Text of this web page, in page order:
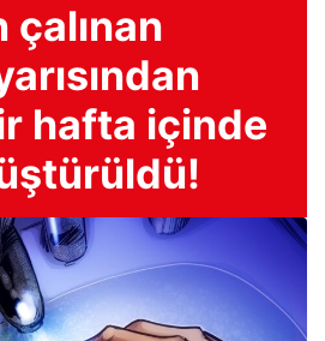
çalınan
hafta içinde